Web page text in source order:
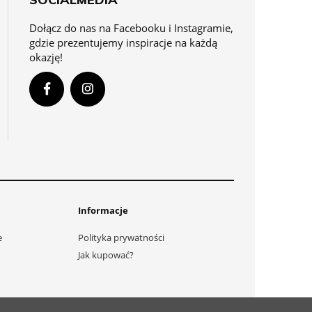
Dołącz do nas na Facebooku i Instagramie,
gdzie prezentujemy inspiracje na każdą
okazję!
Informacje
Polityka prywatności
Jak kupować?